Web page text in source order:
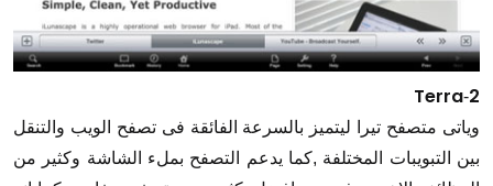
2
-
Terra
وياتى متصفح تيرا ليتميز بالسرعة الفائقة فى تصفح الويب والتنقل
بين التبويبات المختلفة ,كما يدعم التصفح بملء الشاشة وكثير من